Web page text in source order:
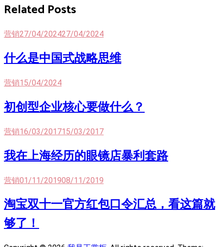
Related Posts
营销27/04/202427/04/2024
什么是中国式战略思维
营销15/04/2024
初创型企业核心要做什么？
营销16/03/201715/03/2017
我在上海经历的眼镜店暴利套路
营销01/11/201908/11/2019
淘宝双十一官方红包口令汇总，看这篇就
够了！